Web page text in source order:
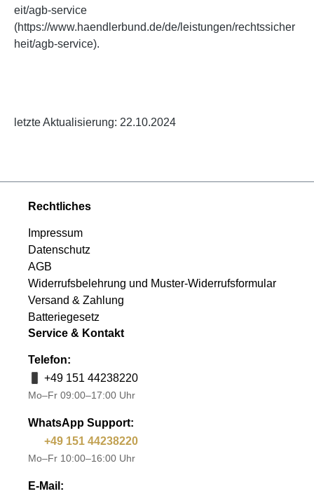
eit/agb-service
(https://www.haendlerbund.de/de/leistungen/rechtssicher
heit/agb-service).
letzte Aktualisierung: 22.10.2024
Rechtliches
Impressum
Datenschutz
AGB
Widerrufsbelehrung und Muster-Widerrufsformular
Versand & Zahlung
Batteriegesetz
Service & Kontakt
Telefon:
+49 151 44238220
Mo–Fr 09:00–17:00 Uhr
WhatsApp Support:
+49 151 44238220
Mo–Fr 10:00–16:00 Uhr
E-Mail: